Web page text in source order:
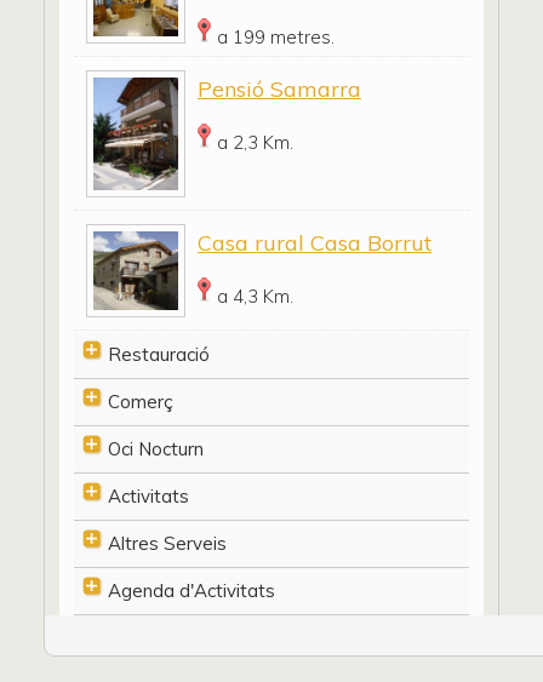
a 199 metres.
Pensió Samarra
a 2,3 Km.
Casa rural Casa Borrut
a 4,3 Km.
Restauració
Comerç
Oci Nocturn
Activitats
Altres Serveis
Agenda d'Activitats